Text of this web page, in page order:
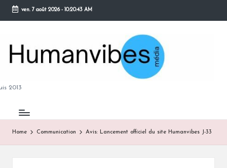
Skip
content
ven. 7 août 2026- 10:20:43 AM
2013
Home Communication Avis: Lancement officiel du site Humanvibes J-33